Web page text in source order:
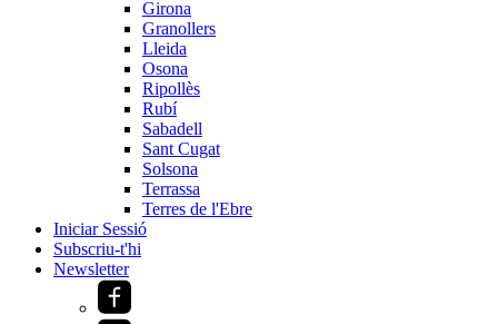
Girona
Granollers
Lleida
Osona
Ripollès
Rubí
Sabadell
Sant Cugat
Solsona
Terrassa
Terres de l'Ebre
Iniciar Sessió
Subscriu-t'hi
Newsletter